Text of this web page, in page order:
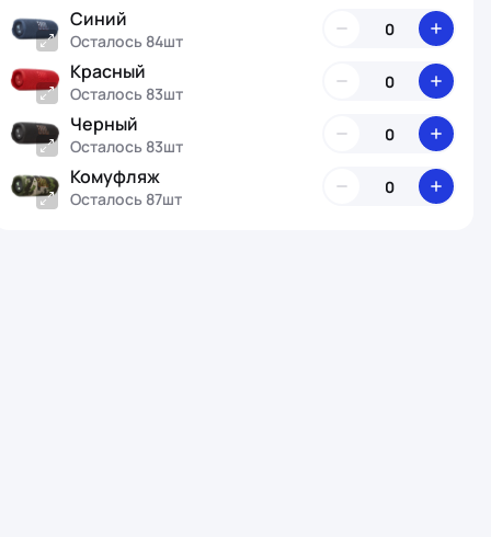
Синий
Осталось 84шт
Красный
Осталось 83шт
Черный
Осталось 83шт
Комуфляж
Осталось 87шт